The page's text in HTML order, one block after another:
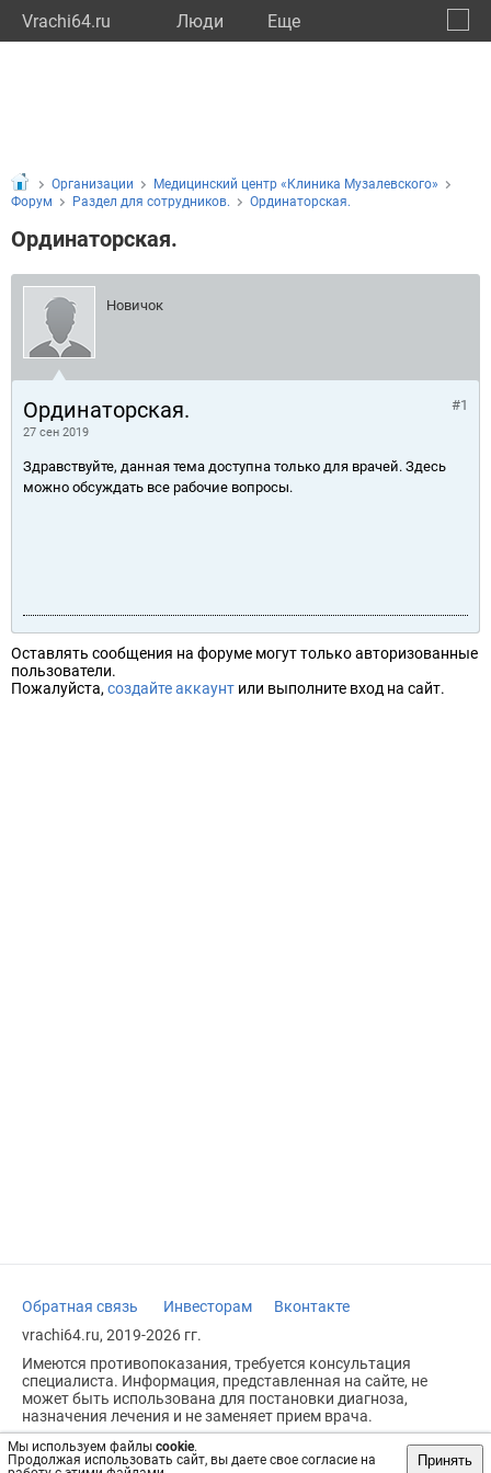
Vrachi64.ru Люди Eще
Мы используем файлы cookie.
Продолжая использовать сайт, вы даете свое согласие на
Принять
Организации
Медицинский центр «Клиника Музалевского»
Форум
Раздел для сотрудников. Ординаторская.
Ординаторская.
Новичок
Ординаторская.
27 сен 2019
#1
Здравствуйте, данная тема доступна только для врачей. Здесь
можно обсуждать все рабочие вопросы.
Оставлять сообщения на форуме могут только авторизованные
пользователи.
Пожалуйста, создайте аккаунт или выполните вход на сайт.
Обратная связь Инвесторам
Вконтакте
vrachi64.ru, 2019-2026 гг.
Имеются противопоказания, требуется консультация
специалиста. Информация, представленная на сайте, не
может быть использована для постановки диагноза,
назначения лечения и не заменяет прием врача.
Возрастное ограничение: 18+